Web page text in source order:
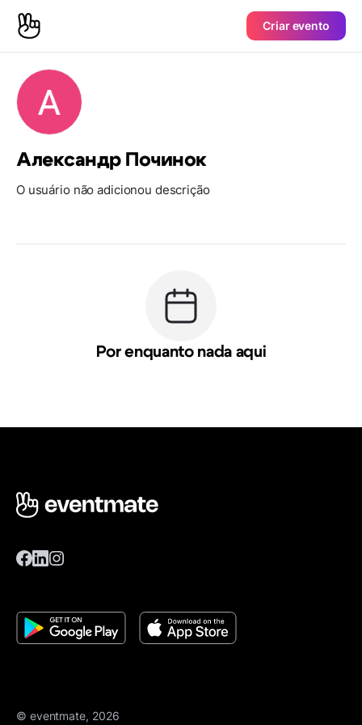
Criar evento
Александр Починок
O usuário não adicionou descrição
Por enquanto nada aqui
© eventmate, 2026